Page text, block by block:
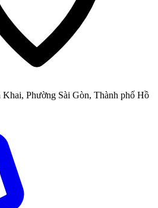
Phường Sài Gòn, Thành phố Hồ